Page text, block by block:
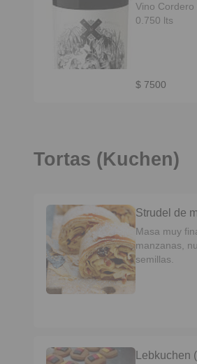
Vino Cordero
0.750 lts
$ 7500
Tortas (Kuchen)
Strudel de
Masa muy
manzanas,
semillas.
Lebkuchen